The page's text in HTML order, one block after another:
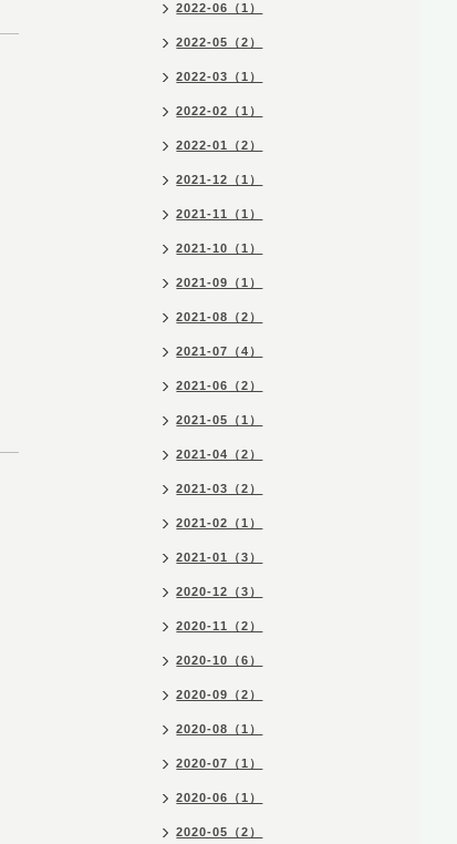
2022-06（1）
2022-05（2）
2022-03（1）
2022-02（1）
2022-01（2）
2021-12（1）
2021-11（1）
2021-10（1）
2021-09（1）
2021-08（2）
2021-07（4）
2021-06（2）
2021-05（1）
2021-04（2）
2021-03（2）
2021-02（1）
2021-01（3）
2020-12（3）
2020-11（2）
2020-10（6）
2020-09（2）
2020-08（1）
2020-07（1）
2020-06（1）
2020-05（2）